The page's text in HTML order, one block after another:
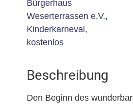
Bürgerhaus
Weserterrassen e.V.,
Kinderkarneval,
kostenlos
Beschreibung
Den Beginn des